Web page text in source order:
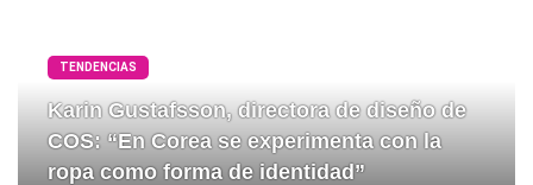
TENDENCIAS
Karin Gustafsson, directora de diseño de
COS: “En Corea se experimenta con la
ropa como forma de identidad”